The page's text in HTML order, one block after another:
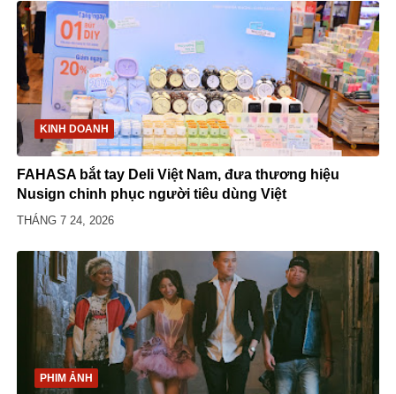
KINH DOANH
FAHASA bắt tay Deli Việt Nam, đưa thương hiệu
Nusign chinh phục người tiêu dùng Việt
THÁNG 7 24, 2026
PHIM ẢNH